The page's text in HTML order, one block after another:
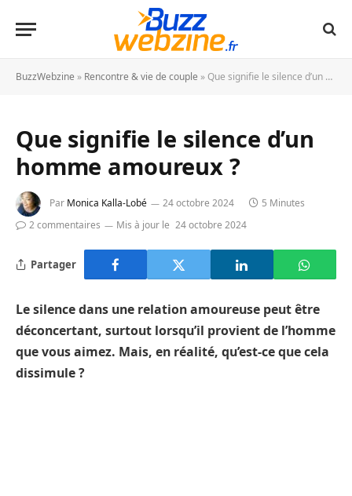
BuzzWebzine » Rencontre & vie de couple » Que signifie le silence d’un homme amoureux ?
Que signifie le silence d’un
homme amoureux ?
Par Monica Kalla-Lobé 24 octobre 2024
5 Minutes
2 commentaires
Mis à jour le 24 octobre 2024
Partager
Le silence dans une relation amoureuse peut être
déconcertant, surtout lorsqu’il provient de l’homme
que vous aimez. Mais, en réalité, qu’est-ce que cela
dissimule ?